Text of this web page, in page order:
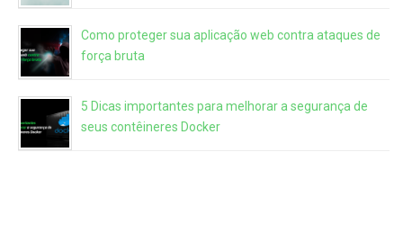
Como proteger sua aplicação web contra ataques de
força bruta
5 Dicas importantes para melhorar a segurança de
seus contêineres Docker